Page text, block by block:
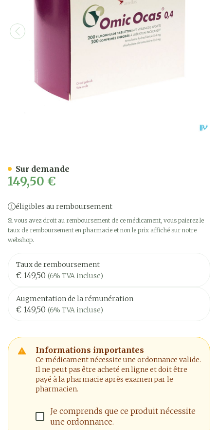
149,50 €
éligibles au remboursement
Si vous avez droit au remboursement de ce médicament, vous paierez le
taux de remboursement en pharmacie et non le prix affiché sur notre
webshop.
Taux de remboursement
€ 149,50 (6% TVA incluse)
Augmentation de la rémunération
€ 149,50 (6% TVA incluse)
Informations importantes
Ce médicament nécessite une ordonnance valide.
Il ne peut pas être acheté en ligne et doit être
payé à la pharmacie après examen par le
pharmacien.
Je comprends que ce produit nécessite
une ordonnance.
Sur demande